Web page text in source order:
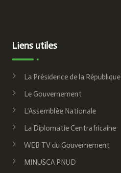
Liens utiles
La Présidence de la République
Le Gouvernement
L'Assemblée Nationale
La Diplomatie Centrafricaine
WEB TV du Gouvernement
MINUSCA PNUD